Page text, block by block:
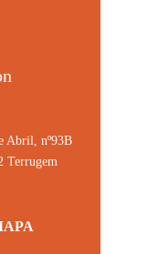
Abril, nº93B
Terrugem